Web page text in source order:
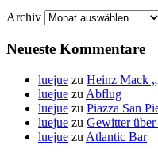
Archiv
Neueste Kommentare
luejue zu Heinz Mack
luejue zu Abflug
luejue zu Piazza San
luejue zu Gewitter über
luejue zu Atlantic Bar